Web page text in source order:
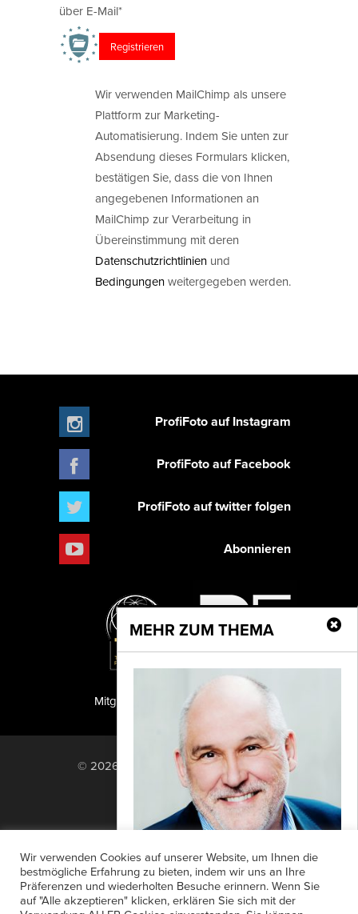
über E-Mail*
Wir verwenden MailChimp als unsere
Plattform zur Marketing-
Automatisierung. Indem Sie unten zur
Absendung dieses Formulars klicken,
bestätigen Sie, dass die von Ihnen
angegebenen Informationen an
MailChimp zur Verarbeitung in
Übereinstimmung mit deren
Datenschutzrichtlinien und
Bedingungenweitergegeben werden.
MEHR ZUM THEMA
Neuer Vorstand
ProfiFoto auf Instagram
ProfiFoto auf Facebook
ProfiFoto auf twitter folgen
Abonnieren
PF Publishing GmbH
Mitglied der TIPA
© 2026 PF Publishing GmbH. All rights
reserved.
Nach oben
Anzeigensuche
Shop
Zahlungsarten
Widerrufsbelehrung
Datenschutz
Wir verwenden Cookies auf unserer Website, um Ihnen die
bestmögliche Erfahrung zu bieten, indem wir uns an Ihre
Präferenzen und wiederholten Besuche erinnern. Wenn Sie
auf "Alle akzeptieren" klicken, erklären Sie sich mit der